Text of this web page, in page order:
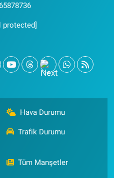
protected]
Hava Durumu
Trafik Durumu
Tüm Manşetler